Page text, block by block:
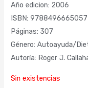
Año edicion: 2006
ISBN: 9788496665057
Páginas: 307
Género: Autoayuda/
Autoría: Roger J.
Sin existencias